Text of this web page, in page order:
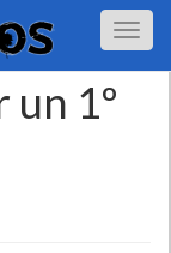
1º